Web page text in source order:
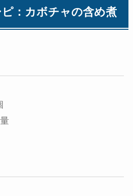
：カボチャの含め煮